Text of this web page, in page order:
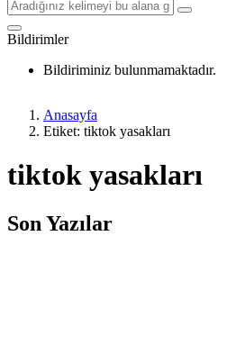
Bildirimler
Bildiriminiz bulunmamaktadır.
Anasayfa
Etiket: tiktok yasakları
tiktok yasakları
Son Yazılar